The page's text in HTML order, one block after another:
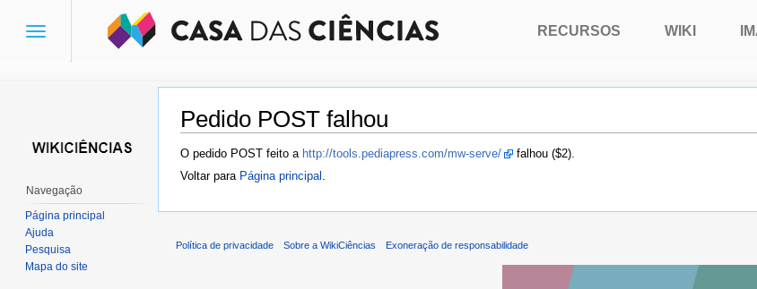
Pedido POST falhou
Ir para:navegação,pesquisa
O pedido POST feito a http://tools.pediapress.com/mw-serve/
falhou ($2).
Voltar para Página principal
Toggle
RECURSOS WIKI
Navegação
Página principal
Ajuda
Pesquisa
Mapa do site
Política de privacidade Sobre a WikiCiências Exoneração de responsabilidade